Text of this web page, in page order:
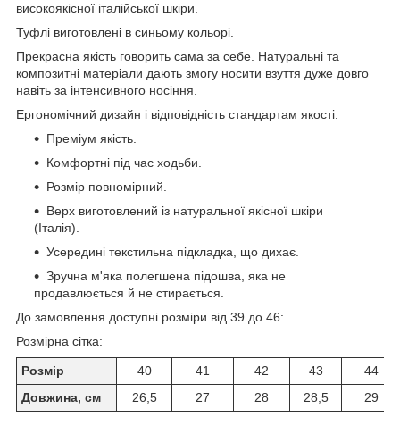
високоякісної італійської шкіри.
Туфлі виготовлені в синьому кольорі.
Прекрасна якість говорить сама за себе. Натуральні та
композитні матеріали дають змогу носити взуття дуже довго
навіть за інтенсивного носіння.
Ергономічний дизайн і відповідність стандартам якості.
Преміум якість.
Комфортні під час ходьби.
Розмір повномірний.
Верх виготовлений із натуральної якісної шкіри
(Італія).
Усередині текстильна підкладка, що дихає.
Зручна м'яка полегшена підошва, яка не
продавлюється й не стирається.
До замовлення доступні розміри від 39 до 46:
Розмірна сітка:
Розмір 40 41 42 43
44
Довжина, см
26,5 27 28 28,5 29